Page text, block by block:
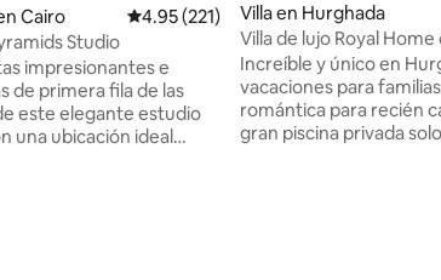
102 reseñas
Cairo Calificación promedio: 4.95 de 5, 221
4.95 (221)
Studio
impresionantes e
de primera fila de las
este elegante estudio
Villa en Hurghada
Villa de lujo Royal
privada y jacuzzi
Increíble y único en
vacaciones para
romántica para recién
gran piscina privada